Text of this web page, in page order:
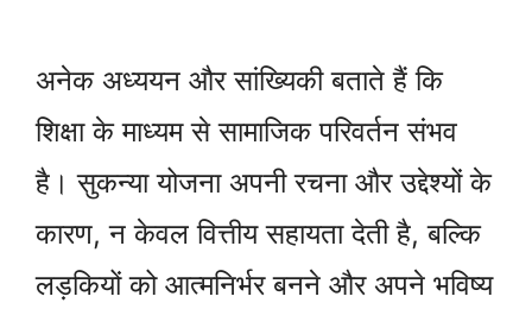
अनेक अध्ययन और सांख्यिकी बताते हैं कि
शिक्षा के माध्यम से सामाजिक परिवर्तन संभव
है। सुकन्या योजना अपनी रचना और उद्देश्यों के
कारण, न केवल वित्तीय सहायता देती है, बल्कि
लड़कियों को आत्मनिर्भर बनने और अपने भविष्य